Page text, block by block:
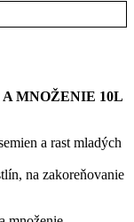
MNOŽENIE 10L
a rast mladých
na zakoreňovanie